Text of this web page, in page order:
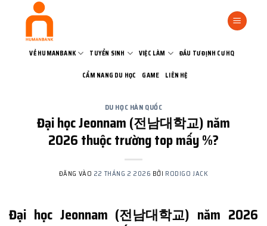
VỀ HUMANBANK TUYỂN SINH VIỆC LÀM ĐẦU TƯ ĐỊNH CƯ HQ
CẨM NANG DU HỌC GAME LIÊN HỆ
DU HỌC HÀN QUỐC
Đại học Jeonnam (전남대학교) năm
2026 thuộc trường top mấy %?
ĐĂNG VÀO 22 THÁNG 2 2026 BỞI RODIGO JACK
Đại học Jeonnam (전남대학교) năm 2026